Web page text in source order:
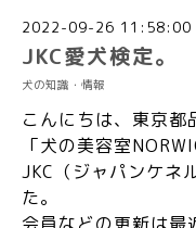
2022-09-26 11:58:00
JKC愛犬検定。
犬の知識・情報
こんにちは、東京都
「犬の美容室
JKC（ジャパンケネ
た。